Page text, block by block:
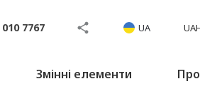
7767 UA
Змінні елементи